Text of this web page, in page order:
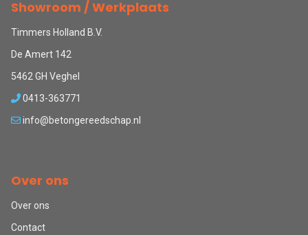
Showroom / Werkplaats
Timmers Holland B.V.
De Amert 142
5462 GH Veghel
0413-363771
info@betongereedschap.nl
Over ons
Over ons
Contact